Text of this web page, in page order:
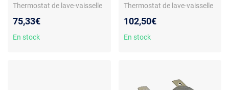
Thermostat de lave-vaisselle
Réf. 00165281 –
Compatibilité Siemens
75,33€
En stock
Thermostat de lave-vaisselle
modèles Brandt - pièce métal
- réf 31X5632
102,50€
En stock